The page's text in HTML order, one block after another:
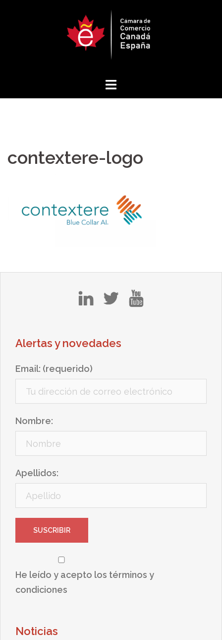
contextere-logo
Alertas y novedades
Email: (requerido)
Nombre:
Apellidos:
He leído y acepto los términos y
condiciones
Noticias